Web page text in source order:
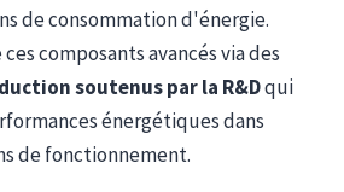
de consommation d'énergie.
composants avancés via des
soutenus par la R&Dqui
énergétiques dans
de fonctionnement.